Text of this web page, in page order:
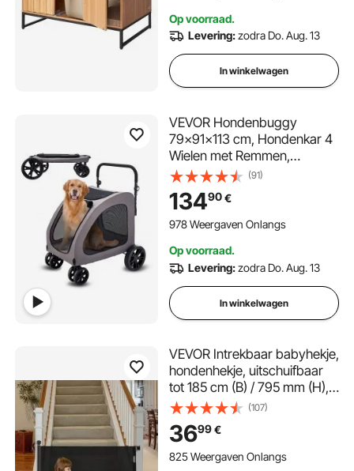
Op voorraad.
Levering:zodra Do. Aug. 13
In winkelwagen
VEVOR Hondenbuggy
79x91x113 cm, Hondenkar 4
Wielen met Remmen,
Hondentrolley, Hondentrolley
tot 73 kg Draagvermogen,
Ademende Mesh Vensters,
Verstelbare Hoogte, 600D
Huisdieren
(91)
13490€
978 Weergaven Onlangs
Op voorraad.
Levering:zodra Do. Aug. 13
In winkelwagen
VEVOR Intrekbaar babyhekje,
hondenhekje, uitschuifbaar
tot 185 cm (B) / 795 mm (H),
traphekje met veiligheidsslot,
gaasveiligheidshekje voor
trappen en gangen,
binnen/buiten, zwart
(107)
3699€
825 Weergaven Onlangs